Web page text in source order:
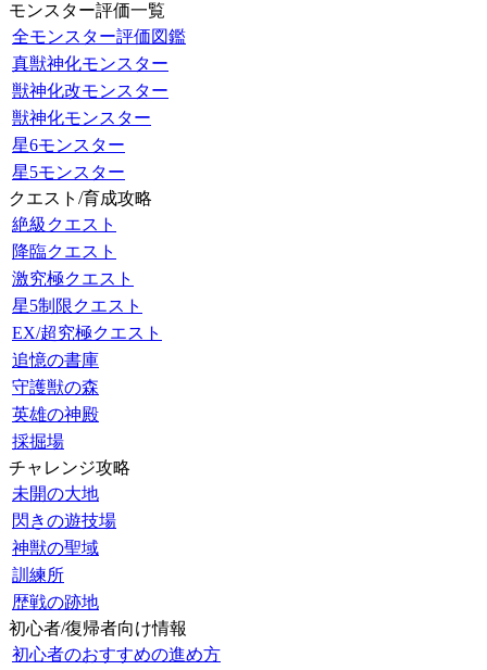
モンスター評価一覧
全モンスター評価図鑑
真獣神化モンスター
獣神化改モンスター
獣神化モンスター
星6モンスター
星5モンスター
クエスト/育成攻略
絶級クエスト
降臨クエスト
激究極クエスト
星5制限クエスト
EX/超究極クエスト
追憶の書庫
守護獣の森
英雄の神殿
採掘場
チャレンジ攻略
未開の大地
閃きの遊技場
神獣の聖域
訓練所
歴戦の跡地
初心者/復帰者向け情報
初心者のおすすめの進め方